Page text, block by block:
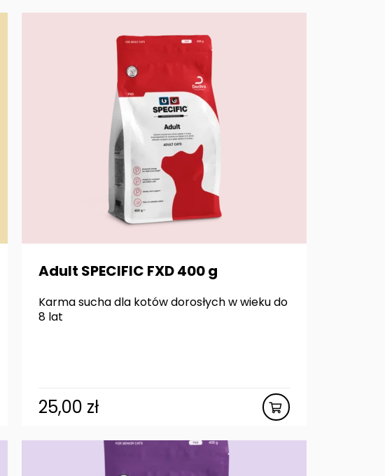
Adult SPECIFIC FXD 400 g
Karma sucha dla kotów dorosłych w wieku do
8 lat
25,00 zł